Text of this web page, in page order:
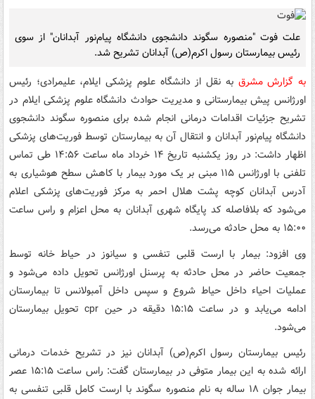
علت فوت "منصوره سگوند دانشجوی دانشگاه پیام‌نور آبدانان" از سوی
‌رئیس‌ بیمارستان رسول اکرم(ص) آبدانان تشریح شد.
به گزارش مشرق به نقل از دانشگاه علوم پزشکی ایلام، ‌علیمرادی؛ رئیس
اورژانس پیش بیمارستانی و مدیریت حوادث دانشگاه علوم پزشکی ایلام در
تشریح جزئیات اقدامات درمانی انجام شده برای منصوره سگوند دانشجوی
دانشگاه پیام‌نور آبدانان و انتقال آن به بیمارستان توسط فوریت‌های پزشکی
اظهار داشت: در روز یکشنبه تاریخ ۱۴ خرداد ماه ‌ساعت ۱۴:۵۶ طی تماس
تلفنی با اورژانس ۱۱۵ مبنی بر یک مورد بیمار با کاهش سطح هوشیاری به
آدرس آبدانان کوچه پشت هلال احمر به مرکز فوریت‌های پزشکی اعلام
می‌شود که بلافاصله کد پایگاه شهری آبدانان به محل اعزام و راس ساعت
۱۵:۰۰ به محل حادثه می‌رسد.
وی ‌افزود: بیمار با ارست قلبی تنفسی و سیانوز در حیاط خانه توسط
جمعیت حاضر در محل حادثه به پرسنل اورژانس تحویل داده می‌شود و
عملیات احیاء داخل حیاط شروع و سپس داخل آمبولانس تا بیمارستان
ادامه می‌یابد و در ساعت ۱۵:۱۵ دقیقه در حین cpr تحویل بیمارستان
می‌شود.
‌رئیس‌ بیمارستان رسول اکرم(ص) آبدانان نیز در تشریح خدمات درمانی
ارائه شده به این بیمار متوفی در بیمارستان گفت: ‌راس ساعت ۱۵:۱۵ عصر
بیمار جوان ۱۸ ساله به نام منصوره سگوند با ارست کامل قلبی تنفسی به